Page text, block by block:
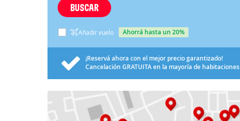
BUSCAR
Añadir vuelo ahorrá hasta un 20%
¡Reservá ahora con el mejor precio garantizado!
Cancelación GRATUITAen la mayoría de habitaciones